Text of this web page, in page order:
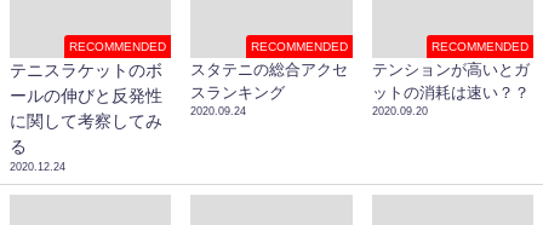
RECOMMENDED
テニスラケットのボ
ールの伸びと反発性
に関して考察してみ
る
2020.12.24
RECOMMENDED
スタテニの総合アクセ
スランキング
2020.09.24
RECOMMENDED
テンションが高いとガ
ットの消耗は速い？？
2020.09.20